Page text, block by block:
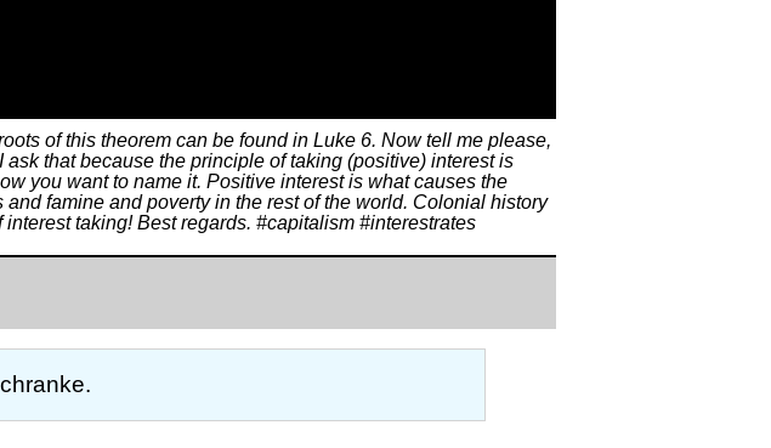
of this theorem can be found in Luke 6. Now tell me please,
that because the principle of taking (positive) interest is
you want to name it. Positive interest is what causes the
famine and poverty in the rest of the world. Colonial history
taking! Best regards. #capitalism #interestrates